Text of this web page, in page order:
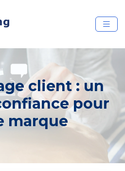
client : un
pour
marque